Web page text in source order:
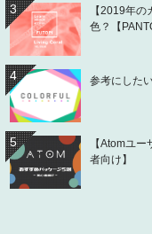
3
【2019年
色？【
4 参考にした
5
【Atomユ
者向け】